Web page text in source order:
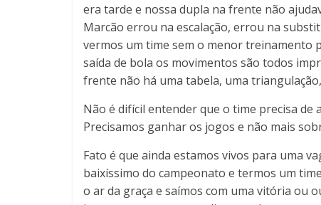
era tarde e nossa dupla na frente não
Marcão errou na escalação, errou na
vermos um time sem o menor treinamento
saída de bola os movimentos são todos
frente não há uma tabela, uma
Não é difícil entender que o time precisa
Precisamos ganhar os jogos e não mais
Fato é que ainda estamos vivos para uma
baixíssimo do campeonato e termos um
o ar da graça e saímos com uma vitória ou